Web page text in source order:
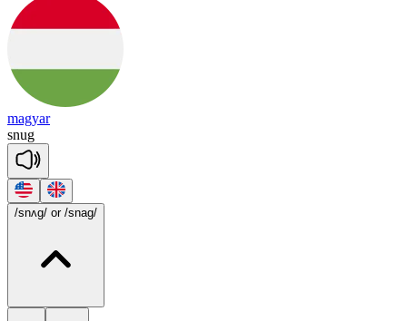
magyar
snug
/snʌg/ or /snag/